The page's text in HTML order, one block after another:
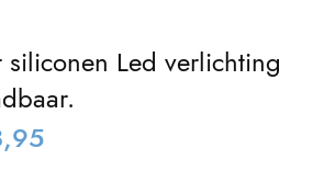
siliconen Led verlichting
Huidige